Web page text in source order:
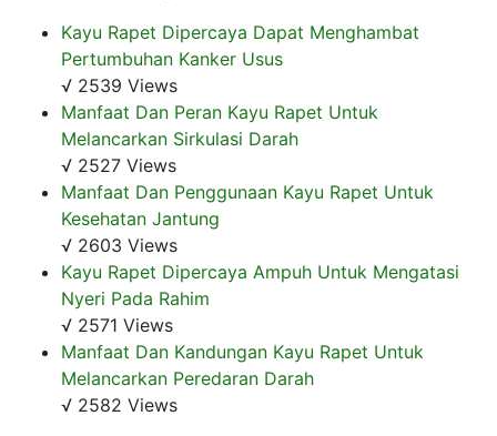
Kayu Rapet Dipercaya Dapat Menghambat
Pertumbuhan Kanker Usus
√ 2539 Views
Manfaat Dan Peran Kayu Rapet Untuk
Melancarkan Sirkulasi Darah
√ 2527 Views
Manfaat Dan Penggunaan Kayu Rapet Untuk
Kesehatan Jantung
√ 2603 Views
Kayu Rapet Dipercaya Ampuh Untuk Mengatasi
Nyeri Pada Rahim
√ 2571 Views
Manfaat Dan Kandungan Kayu Rapet Untuk
Melancarkan Peredaran Darah
√ 2582 Views